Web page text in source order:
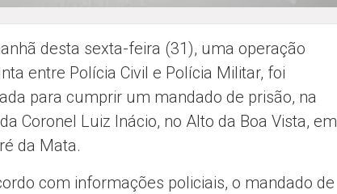
desta sexta-feira (31), uma operação
entre Polícia Civil e Polícia Militar, foi
para cumprir um mandado de prisão, na
Coronel Luiz Inácio, no Alto da Boa Vista, em
da Mata.
com informações policiais, o mandado de